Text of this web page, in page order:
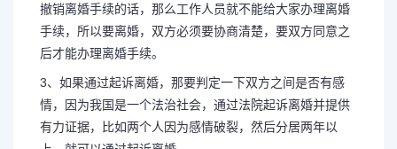
撤销离婚手续的话，那么工作人员就不能给大家办理离婚
手续，所以要离婚，双方必须要协商清楚，要双方同意之
后才能办理离婚手续。
3、如果通过起诉离婚，那要判定一下双方之间是否有感
情，因为我国是一个法治社会，通过法院起诉离婚并提供
有力证据，比如两个人因为感情破裂，然后分居两年以